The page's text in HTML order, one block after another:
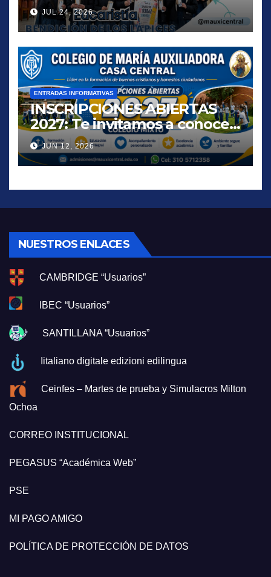
JUL 24, 2026
ENTRADAS INFORMATIVAS
INSCRIPCIONES ABIERTAS
2027: Te invitamos a conocer
una propuesta educativa que
inspira, acompaña y
transforma vidas.
JUN 12, 2026
NUESTROS ENLACES
CAMBRIDGE “Usuarios”
IBEC “Usuarios”
SANTILLANA “Usuarios”
Iitaliano digitale edizioni edilingua
Ceinfes – Martes de prueba y Simulacros Milton
Ochoa
CORREO INSTITUCIONAL
PEGASUS “Académica Web”
PSE
MI PAGO AMIGO
POLÍTICA DE PROTECCIÓN DE DATOS